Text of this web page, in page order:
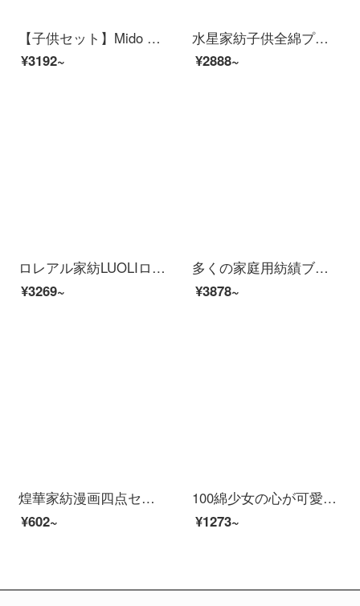
【子供セット】Mido Kids 100本の綿純綿子供4点セットの磨毛ベッド用品シーツの虹点々カラー1.2/1.35 mベッドシーツ(3点セット)
¥3192~
水星家紡子供全綿プリント3/4点セットの純綿アニメセット男子子供布団カバーシーツベッド用品小海船1.5 mベッド（200*230芯に適応）
¥2888~
ロレアル家紡LUOLIロレアル子供4点セット純綿子供漫画全綿セット可愛いシーツカバー布団布団布団布団布団布団布団布団布団布団布団布団布団布団布団布団布団布団布団布団布団布団布団布団布団布団布団布団布団布団布団布団布団布団セットベッド用品楽しい車1.2 mベッド...
¥3269~
多くの家庭用紡績ブラウン熊連名アニメ四点セットの純綿ベッドシーツが好きです。可愛い日に1.5 mベッドがセットされています。
¥3878~
煌華家紡漫画四点セット春秋シーツ布団セットベッド用品シングルダブルベッド学生寮三点布団カバー卓爾曼乳牛1.8 mベッド四点セット【布団カバー1.8*2.2 m】
¥602~
100綿少女の心が可愛いです。純綿の子供用シーツ3点セットベッド用品森パーティー1.5 mシーツの4点セット（200×230布団に似合います。）
¥1273~